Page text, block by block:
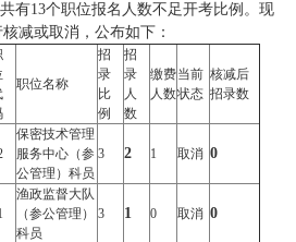
有13个职位报名人数不足开考比例。现
减或取消，公布如下：
职位名称
招
录
比
例
招
录
人
数
缴费
人数
当前
状态
核减后
招录数
保密技术管理
服务中心（参
公管理）科员
3 2 1 取消 0
渔政监督大队
（参公管理）
科员
3 1 0 取消 0